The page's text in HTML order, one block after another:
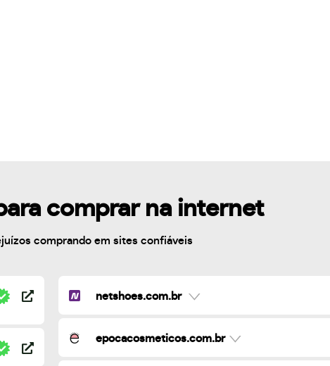
comprar na internet
comprando em sites confiáveis
netshoes.com.br
epocacosmeticos.com.br